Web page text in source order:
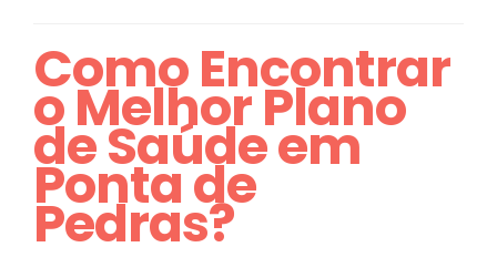
Como Encontrar
o Melhor Plano
de Saúde em
Ponta de
Pedras?